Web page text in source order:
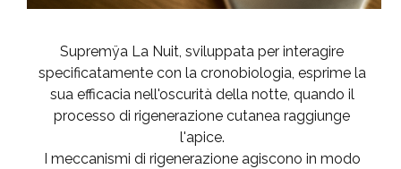
Supremÿa La Nuit, sviluppata per interagire
specificatamente con la cronobiologia, esprime la
sua efficacia nell'oscurità della notte, quando il
processo di rigenerazione cutanea raggiunge
l'apice.
I meccanismi di rigenerazione agiscono in modo